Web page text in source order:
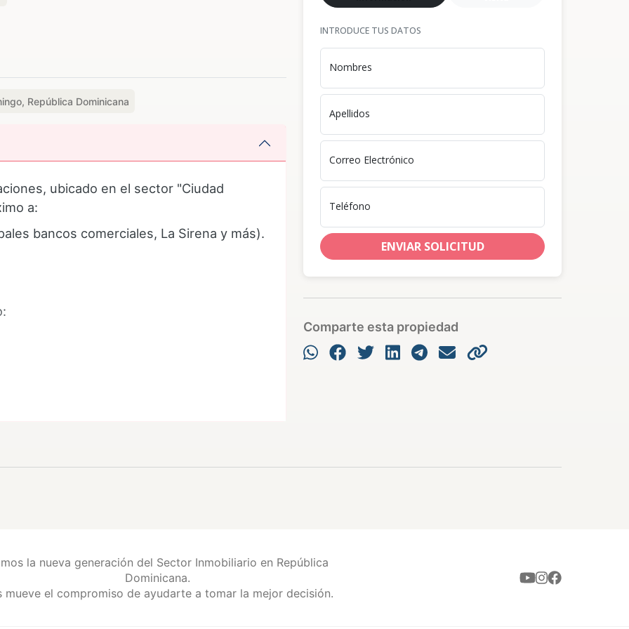
República Dominicana
ubicado en el sector "Ciudad
a:
bancos comerciales, La Sirena y más).
INTRODUCE TUS DATOS
Nombres
Apellidos
Correo Electrónico
Teléfono
ENVIAR SOLICITUD
Comparte esta propiedad
la nueva generación del Sector Inmobiliario en República
Dominicana.
mueve el compromiso de ayudarte a tomar la mejor decisión.